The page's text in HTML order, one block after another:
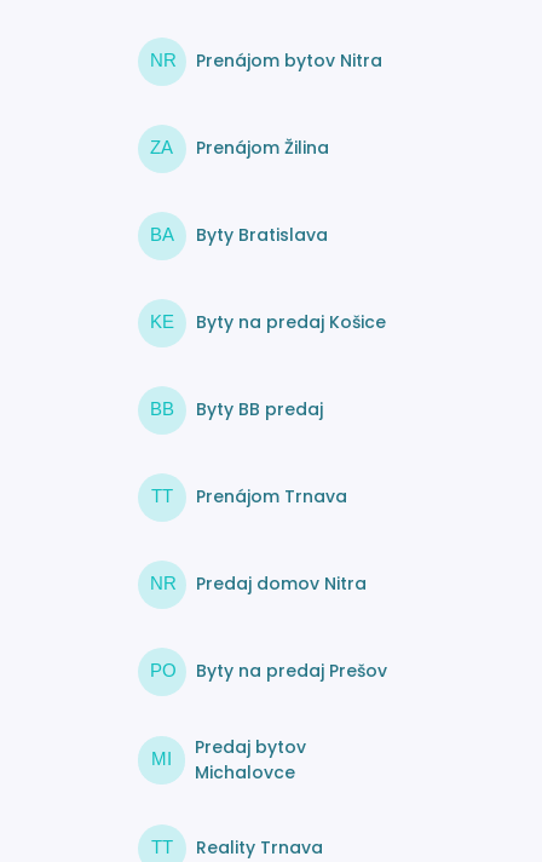
NR Prenájom bytov Nitra
ZA Prenájom Žilina
BA Byty Bratislava
KE Byty na predaj Košice
BB Byty BB predaj
TT Prenájom Trnava
NR Predaj domov Nitra
PO Byty na predaj Prešov
MI
Predaj bytov
Michalovce
TT Reality Trnava